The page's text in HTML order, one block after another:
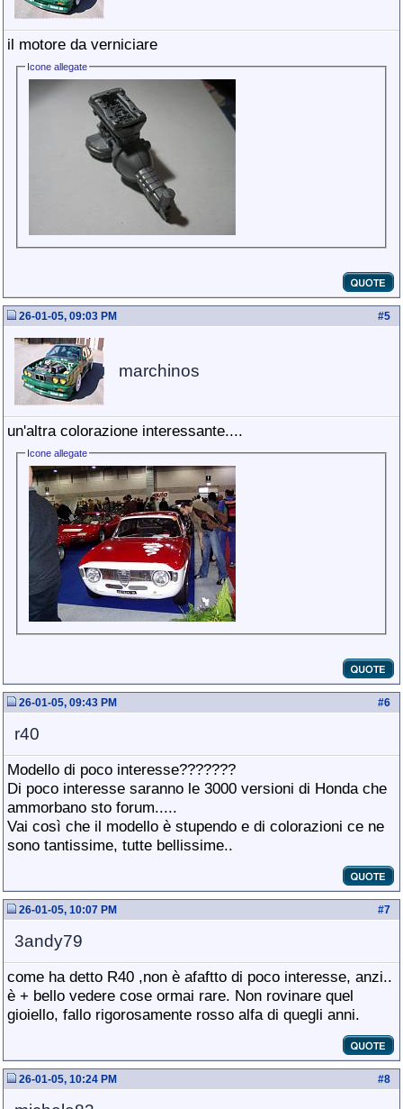
il motore da verniciare
Icone allegate
#5
26-01-05, 09:03 PM
marchinos
un'altra colorazione interessante....
Icone allegate
#6
26-01-05, 09:43 PM
r40
Modello di poco interesse???????
Di poco interesse saranno le 3000 versioni di Honda che
ammorbano sto forum.....
Vai così che il modello è stupendo e di colorazioni ce ne
sono tantissime, tutte bellissime..
#7
26-01-05, 10:07 PM
3andy79
come ha detto R40 ,non è afaftto di poco interesse, anzi..
è + bello vedere cose ormai rare. Non rovinare quel
gioiello, fallo rigorosamente rosso alfa di quegli anni.
#8
26-01-05, 10:24 PM